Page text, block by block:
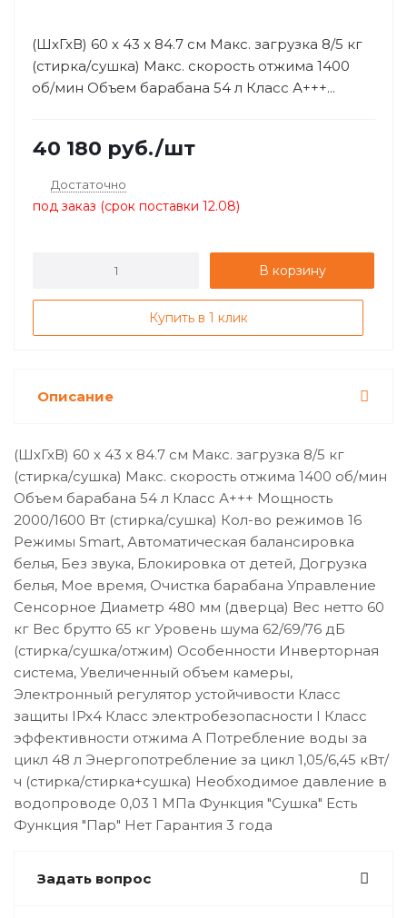
(ШхГхВ) 60 х 43 х 84.7 см Макс. загрузка 8/5 кг
(стирка/сушка) Макс. скорость отжима 1400
об/мин Объем барабана 54 л Класс А+++...
40 180 руб./шт
Достаточно
под заказ (срок поставки 12.08)
В корзину
Купить в 1 клик
Описание
(ШхГхВ) 60 х 43 х 84.7 см Макс. загрузка 8/5 кг
(стирка/сушка) Макс. скорость отжима 1400 об/мин
Объем барабана 54 л Класс А+++ Мощность
2000/1600 Вт (стирка/сушка) Кол-во режимов 16
Режимы Smart, Автоматическая балансировка
белья, Без звука, Блокировка от детей, Догрузка
белья, Мое время, Очистка барабана Управление
Сенсорное Диаметр 480 мм (дверца) Вес нетто 60
кг Вес брутто 65 кг Уровень шума 62/69/76 дБ
(стирка/сушка/отжим) Особенности Инверторная
система, Увеличенный объем камеры,
Электронный регулятор устойчивости Класс
защиты IPx4 Класс электробезопасности I Класс
эффективности отжима А Потребление воды за
цикл 48 л Энергопотребление за цикл 1,05/6,45 кВт/
ч (стирка/стирка+сушка) Необходимое давление в
водопроводе 0,03 1 МПа Функция "Сушка" Есть
Функция "Пар" Нет Гарантия 3 года
Задать вопрос